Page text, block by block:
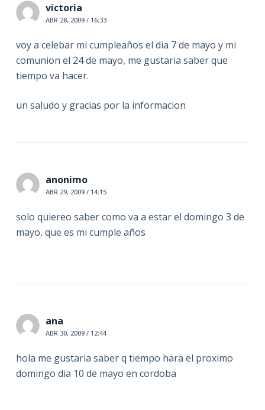
victoria
ABR 28, 2009 / 16:33
voy a celebar mi cumpleaños el dia 7 de mayo y mi
comunion el 24 de mayo, me gustaria saber que
tiempo va hacer.
un saludo y gracias por la informacion
anonimo
ABR 29, 2009 / 14:15
solo quiereo saber como va a estar el domingo 3 de
mayo, que es mi cumple años
ana
ABR 30, 2009 / 12:44
hola me gustaria saber q tiempo hara el proximo
domingo dia 10 de mayo en cordoba